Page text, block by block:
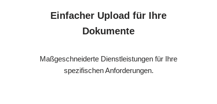
Einfacher Upload für Ihre
Dokumente
Maßgeschneiderte Dienstleistungen für Ihre
spezifischen Anforderungen.